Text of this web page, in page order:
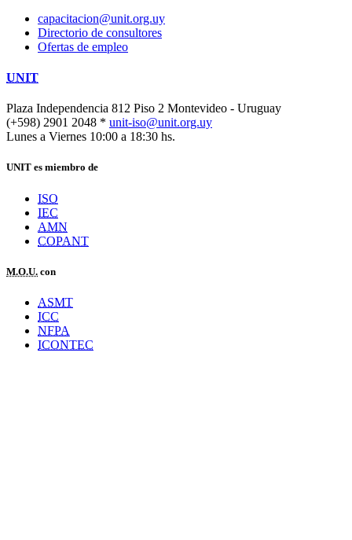
capacitacion@unit.org.uy
Directorio de consultores
Ofertas de empleo
UNIT
Plaza Independencia 812 Piso 2 Montevideo - Uruguay
(+598) 2901 2048 * unit-iso@unit.org.uy
Lunes a Viernes 10:00 a 18:30 hs.
UNIT es miembro de
ISO
IEC
AMN
COPANT
M.O.U. con
ASMT
ICC
NFPA
ICONTEC